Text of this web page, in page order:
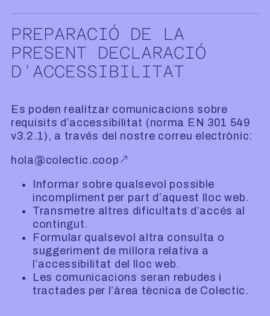
PREPARACIÓ DE LA
PRESENT DECLARACIÓ
D’ACCESSIBILITAT
Es poden realitzar comunicacions sobre
requisits d’accessibilitat (norma EN 301 549
v3.2.1), a través del nostre correu electrònic:
hola@colectic.coop
Informar sobre qualsevol possible
incompliment per part d’aquest lloc web.
Transmetre altres dificultats d’accés al
contingut.
Formular qualsevol altra consulta o
suggeriment de millora relativa a
l’accessibilitat del lloc web.
Les comunicacions seran rebudes i
tractades per l’àrea tècnica de Colectic.